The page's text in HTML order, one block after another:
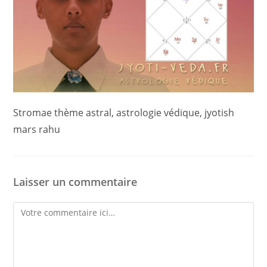
Stromae thème astral, astrologie védique, jyotish
mars rahu
Laisser un commentaire
Comment